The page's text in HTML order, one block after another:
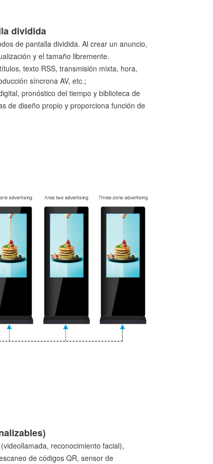
dividida
de pantalla dividida. Al crear un anuncio,
y el tamaño libremente.
texto RSS, transmisión mixta, hora,
síncrona AV, etc.;
pronóstico del tiempo y biblioteca de
de diseño propio y proporciona función de
reconocimiento facial),
de códigos QR, sensor de